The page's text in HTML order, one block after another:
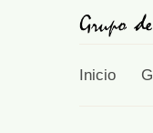
Inicio